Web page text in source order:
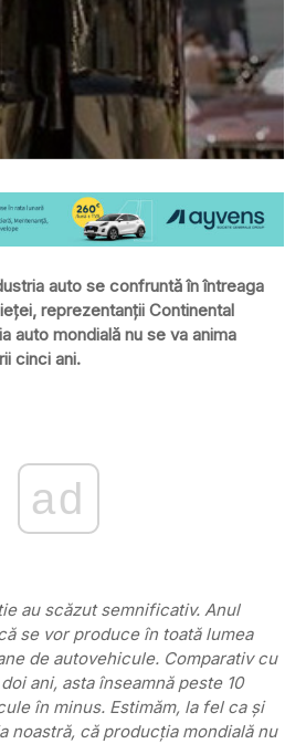
auto se confruntă în întreaga
reprezentanţii Continental
auto mondială nu se va anima
cinci ani.
ad
au scăzut semnificativ. Anul
se vor produce în toată lumea
de autovehicule. Comparativ cu
ani, asta înseamnă peste 10
în minus. Estimăm, la fel ca şi
noastră, că producţia mondială nu